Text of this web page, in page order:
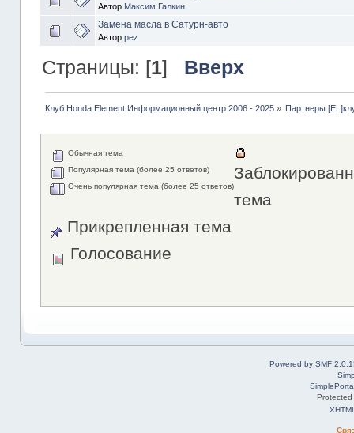
Автор Максим Галкин
Замена масла в Сатурн-авто
Автор pez
Страницы: [1] Вверх
Клуб Honda Element Информационный центр 2006 - 2025» Партнеры
Обычная тема
Популярная тема (более 25 ответов)
Очень популярная тема (более 25 ответов)
тема
Прикрепленная тема
Голосование
Powered by SMF